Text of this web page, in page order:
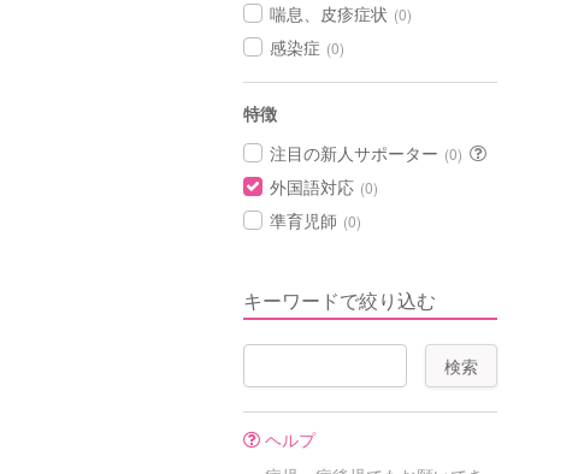
喘息、皮疹症状 (0)
感染症 (0)
特徴
注目の新人サポーター (0)
外国語対応 (0)
準育児師 (0)
キーワードで絞り込む
ヘルプ